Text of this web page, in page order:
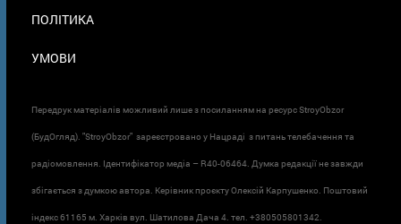
ПОЛІТИКА
УМОВИ
Передрук матеріалів можливий лише з посиланням на ресурс StroyObzor
(БудОгляд). "StroyObzor" зареєстровано у Нацраді з питань телебачення та
радіомовлення. Ідентифікатор медіа – R40-06464. Думка редакції не завжди
збігається з думкою автора. Керівник проєкту Олексій Карпушенко. Поштовий
індекс 61165 м. Харків вул. Шатилова Дача 4. тел. +380505801342.